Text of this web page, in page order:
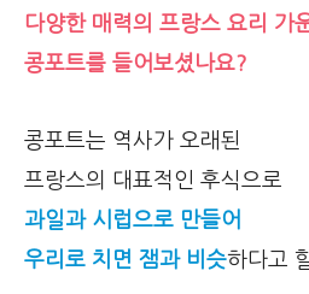
다양한 매력의 프랑스 요리 가
콩포트를 들어보셨나요?
콩포트는 역사가 오래된
프랑스의 대표적인 후식으로
과일과 시럽으로 만들어
우리로 치면 잼과 비슷하다고